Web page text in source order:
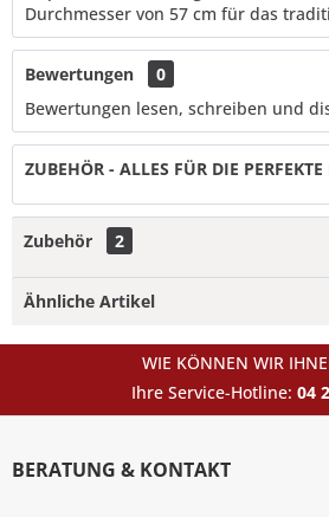
Durchmesser von 57 cm für das
Bewertungen
0
Bewertungen lesen, schreiben und
ZUBEHÖR - ALLES FÜR DIE
Zubehör 2
Ähnliche Artikel
WIE KÖNNEN WIR
Ihre Service-Hotline: 04
BERATUNG & KONTAKT